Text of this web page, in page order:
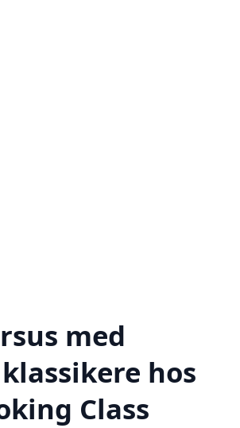
med
hos
Class